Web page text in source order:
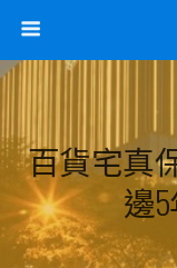
百貨宅真
邊